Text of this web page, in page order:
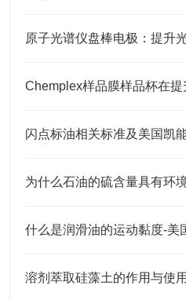
原子光谱仪盘棒电极：提升
Chemplex样品膜样品杯在提
为什么石油的硫含量具有环
什么是润滑油的运动黏度-美
溶剂萃取硅藻土的作用与使